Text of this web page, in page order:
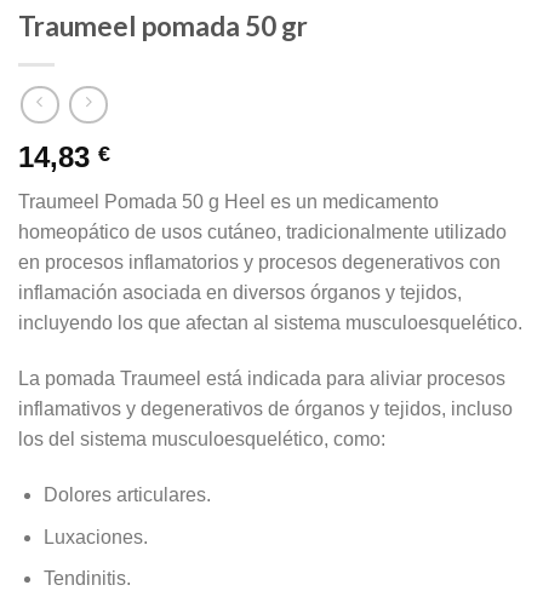
Traumeel pomada 50 gr
14,83 €
Traumeel Pomada 50 g Heel es un medicamento
homeopático de usos cutáneo, tradicionalmente utilizado
en procesos inflamatorios y procesos degenerativos con
inflamación asociada en diversos órganos y tejidos,
incluyendo los que afectan al sistema musculoesquelético.
La pomada Traumeel está indicada para aliviar procesos
inflamativos y degenerativos de órganos y tejidos, incluso
los del sistema musculoesquelético, como:
Dolores articulares.
Luxaciones.
Tendinitis.